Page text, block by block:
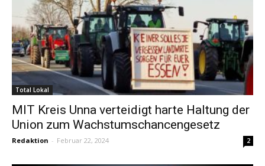
Total Lokal
MIT Kreis Unna verteidigt harte Haltung der
Union zum Wachstumschancengesetz
Redaktion - Februar 22, 2024 2